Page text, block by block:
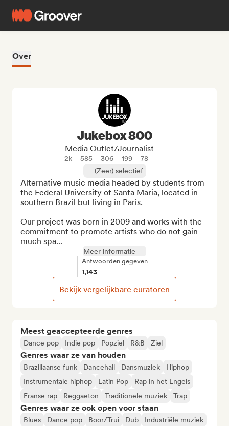
Over
Meest geaccepteerde genres
Dance pop Indie pop Popziel R&B Ziel
Genres waar ze van houden
Braziliaanse funk Dancehall Dansmuziek
Hiphop
Instrumentale hiphop
Latin Pop
Rap in het Engels
Franse rap
Reggaeton Traditionele muziek Trap
Genres waar ze ook open voor staan
Blues Dance pop Boor/Trui Dub
Industriële muziek
Jukebox 800
Media Outlet/Journalist
2k 585 306 199
78
(Zeer) selectief
Alternative music media headed by students from
the Federal University of Santa Maria, located in
southern Brazil but living in Paris.
Our project was born in 2009 and works with the
commitment to promote artists who do not gain
much spa...
Meer informatie
Antwoorden gegeven
1,143
Bekijk vergelijkbare curatoren